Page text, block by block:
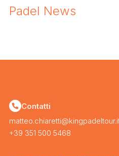
Padel News
Contatti
+39 351 500 5468